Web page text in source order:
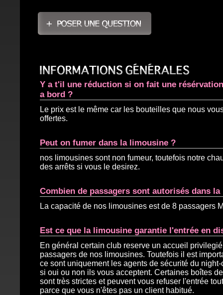
Y a t'il une réduction si on fait une
a bord ?
Le prix est le même car les bouteilles que nous
offertes.
Peut on fumer dans la limousine ?
nos limousines sont non fumeur, toutefois notre
des arrêts si vous le desirez.
Combien de passagers sont autorisés dans
La capacité de nos limousines est de 8 passagers
Est ce que la limousine garantie l'entrée en
En général certain club reserve un accueil
passagers de nos limousines. Toutefois il est
ce sont uniquement les agents de sécurité du
si oui ou non ils vous acceptent. Certaines boîtes
sont très strictes et peuvent vous refuser l'entrée
parce que vous n'êtes pas un client habitué.